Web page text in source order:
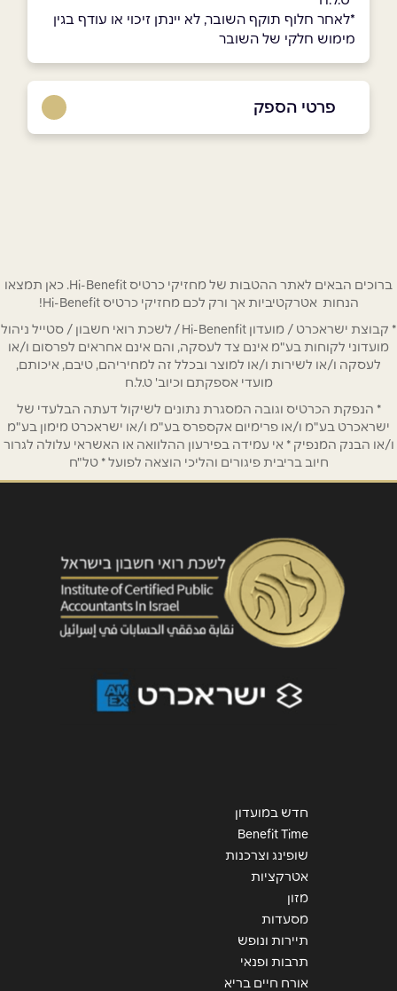
*לאחר חלוף תוקף השובר, לא יינתן זיכוי או עודף בגין
מימוש חלקי של השובר
פרטי הספק
שם מלא*
טלפון
נושא*
אנא חזרו אלי בקשר ל...
ברוכים הבאים לאתר ההטבות של מחזיקי כרטיס Hi-Benefit. כאן תמצאו
הנחות אטרקטיביות אך ורק לכם מחזיקי כרטיס Hi-Benefit!
* קבוצת ישראכרט / מועדון Hi-Benenfit / לשכת רואי חשבון / סטייל ניהול
מועדוני לקוחות בע"מ אינם צד לעסקה, והם אינם אחראים לפרסום ו/או
לעסקה ו/או לשירות ו/או למוצר ובכלל זה למחיריהם, טיבם, איכותם,
מועדי אספקתם וכיוב' ט.ל.ח
* הנפקת הכרטיס וגובה המסגרת נתונים לשיקול דעתה הבלעדי של
ישראכרט בע"מ ו/או פרימיום אקספרס בע"מ ו/או ישראכרט מימון בע"מ
ו/או הבנק המנפיק * אי עמידה בפירעון ההלוואה או האשראי עלולה לגרור
חיוב בריבית פיגורים והליכי הוצאה לפועל * טל"ח
חדש במועדון
Benefit Time
שופינג וצרכנות
אטרקציות
מזון
מסעדות
תיירות ונופש
תרבות ופנאי
אורח חיים בריא